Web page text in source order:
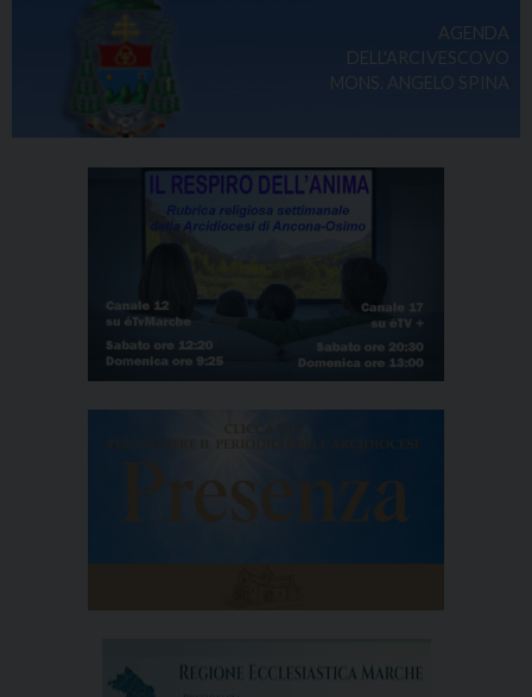
AGENDA
DELL'ARCIVESCOVO
MONS. ANGELO SPINA